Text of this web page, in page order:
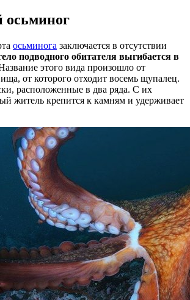
осьминога заключается в отсутствии
подводного обитателя выгибается в
этого вида произошло от
от которого отходит восемь щупалец.
расположенные в два ряда. С их
житель крепится к камням и удерживает